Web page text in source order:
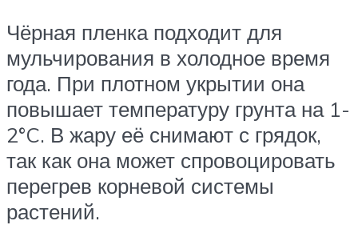
Чёрная пленка подходит для
мульчирования в холодное время
года. При плотном укрытии она
повышает температуру грунта на 1-
2°C. В жару её снимают с грядок,
так как она может спровоцировать
перегрев корневой системы
растений.